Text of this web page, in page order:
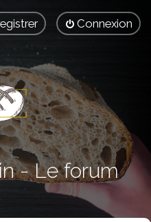
Connexion
- Le forum